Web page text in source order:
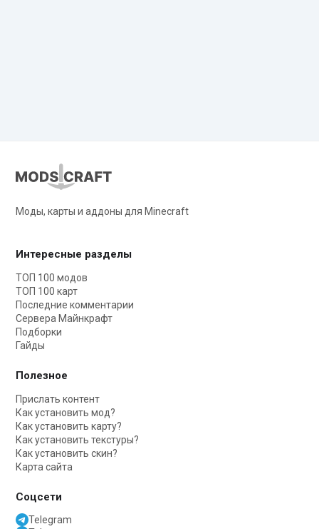
Моды, карты и аддоны для Minecraft
Интересные разделы
ТОП 100 модов
ТОП 100 карт
Последние комментарии
Сервера Майнкрафт
Подборки
Гайды
Полезное
Прислать контент
Как установить мод?
Как установить карту?
Как установить текстуры?
Как установить скин?
Карта сайта
Соцсети
Telegram